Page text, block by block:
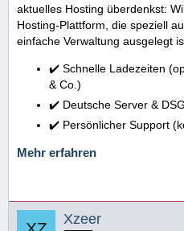
aktuelles Hosting überdenkst:
Hosting-Plattform, die speziell
einfache Verwaltung ausgelegt
✔️ Schnelle Ladezeiten
& Co.)
✔️ Deutsche Server &
✔️ Persönlicher Support
Mehr erfahren
Xzeer